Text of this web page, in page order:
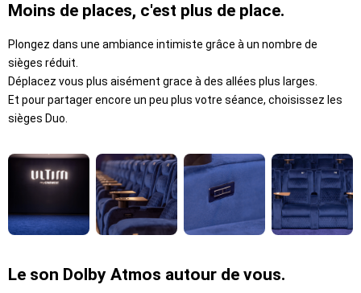
Moins de places, c'est plus de place.
Plongez dans une ambiance intimiste grâce à un nombre de
sièges réduit.
Déplacez vous plus aisément grace à des allées plus larges.
Et pour partager encore un peu plus votre séance, choisissez les
sièges Duo.
Le son Dolby Atmos autour de vous.